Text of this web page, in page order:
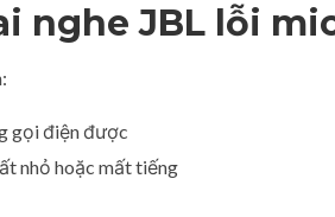
nghe JBL lỗi
gọi điện được
nhỏ hoặc mất tiếng